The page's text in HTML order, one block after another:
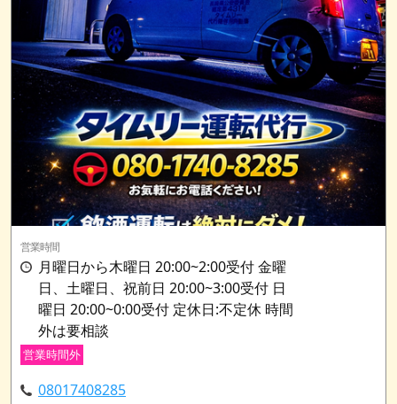
営業時間
月曜日から木曜日 20:00~2:00受付 金曜
日、土曜日、祝前日 20:00~3:00受付 日
曜日 20:00~0:00受付 定休日:不定休 時間
外は要相談
営業時間外
08017408285